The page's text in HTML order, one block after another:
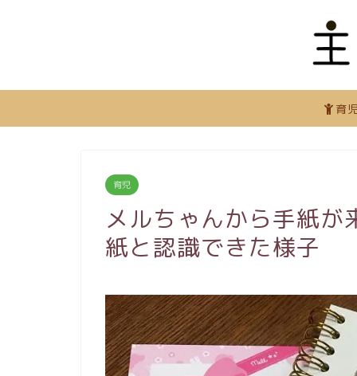
育
育児
メルちゃんから手紙
紙と認識できた様子